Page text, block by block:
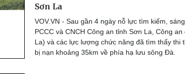
Sơn La
VOV.VN - Sau gần 4 ngày nỗ lực tìm kiếm,
PCCC và CNCH Công an tỉnh Sơn La, Công
La) và các lực lượng chức năng đã tìm thấy thi
bị nạn khoảng 35km về phía hạ lưu sông Đà.